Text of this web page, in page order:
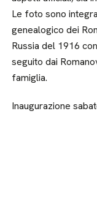
Le foto sono
genealogico dei
Russia del 1916
seguito dai
famiglia.
Inaugurazione